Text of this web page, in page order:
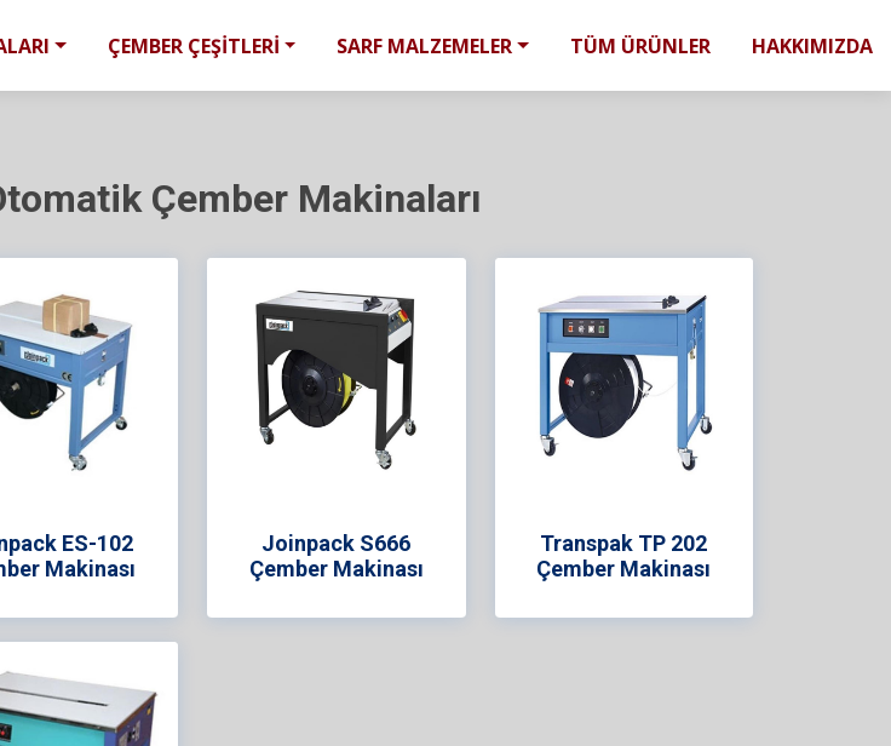
ÇEMBER ÇEŞİTLERİ SARF MALZEMELER TÜM ÜRÜNLER HAKKIMIZDA
Çember Makinaları
ES-102
Makinası
Joinpack S666
Çember Makinası
Transpak TP 202
Çember Makinası